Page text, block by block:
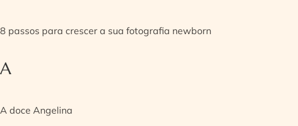
8 passos para crescer a sua fotografia newborn
A
A doce Angelina